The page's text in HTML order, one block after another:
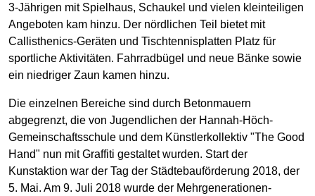
3-Jährigen mit Spielhaus, Schaukel und vielen kleinteiligen
Angeboten kam hinzu. Der nördlichen Teil bietet mit
Callisthenics-Geräten und Tischtennisplatten Platz für
sportliche Aktivitäten. Fahrradbügel und neue Bänke sowie
ein niedriger Zaun kamen hinzu.
Die einzelnen Bereiche sind durch Betonmauern
abgegrenzt, die von Jugendlichen der Hannah-Höch-
Gemeinschaftsschule und dem Künstlerkollektiv "The Good
Hand" nun mit Graffiti gestaltet wurden. Start der
Kunstaktion war der Tag der Städtebauförderung 2018, der
5. Mai. Am 9. Juli 2018 wurde der Mehrgenerationen-